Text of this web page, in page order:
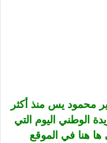
محمود يس منذ أكثر
اليوم التي
هنا في الموقع